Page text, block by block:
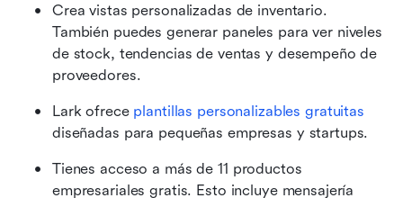
Crea vistas personalizadas de inventario.
También puedes generar paneles para ver niveles
de stock, tendencias de ventas y desempeño de
proveedores.
Lark ofrece plantillas personalizables gratuitas
diseñadas para pequeñas empresas y startups.
Tienes acceso a más de 11 productos
empresariales gratis. Esto incluye mensajería